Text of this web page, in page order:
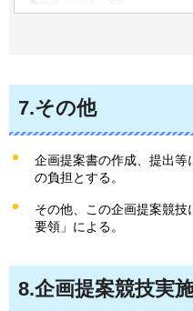
7.その他
企画提案書の作成、提出
の負担とする。
その他、この企画提案競
要領」による。
8.企画提案競技実